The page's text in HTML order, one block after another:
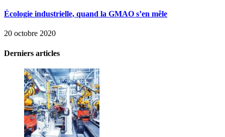
Écologie industrielle, quand la GMAO s’en mêle
20 octobre 2020
Derniers articles